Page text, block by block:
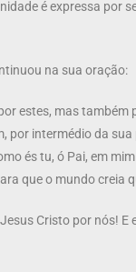
é expressa por
na sua oração:
estes, mas também
por intermédio da
és tu, ó Pai, em
que o mundo creia
Cristo por nós! E